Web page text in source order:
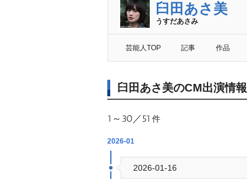
臼田あさ美
うすだあさみ
芸能人TOP 記事 作品
臼田あさ美のCM出演情報
1～30／51 件
2026-01
2026-01-16